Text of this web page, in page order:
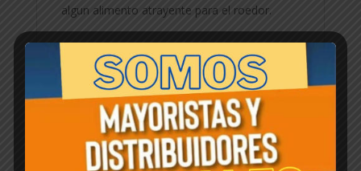
algun alimento atrayente para el roedor.
Productos relacionados